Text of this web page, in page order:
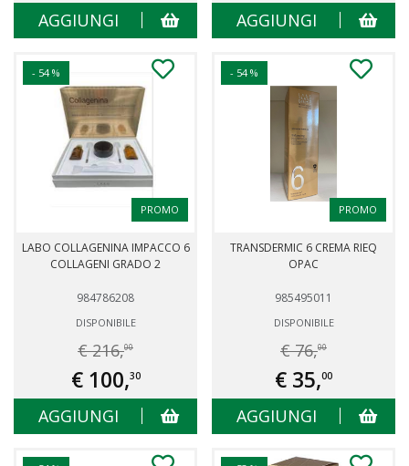
AGGIUNGI AGGIUNGI
- 54 %
PROMO
LABO COLLAGENINA IMPACCO 6
COLLAGENI GRADO 2
984786208
DISPONIBILE
€ 216,00
€ 100,30
AGGIUNGI
- 54 %
PROMO
TRANSDERMIC 6 CREMA RIEQ
OPAC
985495011
DISPONIBILE
€ 76,00
€ 35,00
AGGIUNGI